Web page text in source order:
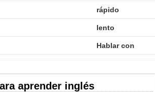
rápido
lento
Hablar con
aprender inglés